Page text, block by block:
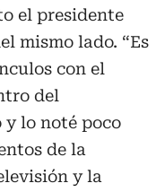
el presidente
mismo lado. “Es
con el
del
lo noté poco
de la
y la